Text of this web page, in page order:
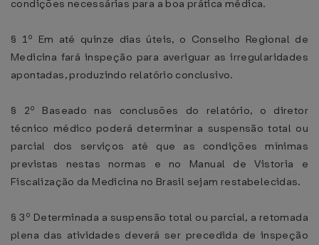
condições necessárias para a boa prática médica.
§ 1º Em até quinze dias úteis, o Conselho Regional de
Medicina fará inspeção para averiguar as irregularidades
apontadas, produzindo relatório conclusivo.
§ 2º Baseado nas conclusões do relatório, o diretor
técnico médico poderá determinar a suspensão total ou
parcial dos serviços até que as condições mínimas
previstas nestas normas e no Manual de Vistoria e
Fiscalização da Medicina no Brasil sejam restabelecidas.
§ 3º Determinada a suspensão total ou parcial, a retomada
plena das atividades deverá ser precedida de inspeção